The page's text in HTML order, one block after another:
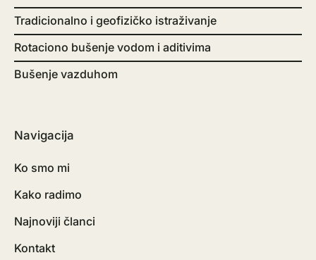
Tradicionalno i geofizičko istraživanje
Rotaciono bušenje vodom i aditivima
Bušenje vazduhom
Navigacija
Ko smo mi
Kako radimo
Najnoviji članci
Kontakt